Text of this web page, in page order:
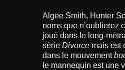
Algee Smith, Hunter
noms que n’oublierez
joué dans le long-
série Divorce mais est
dans le mouvement
le mannequin est une